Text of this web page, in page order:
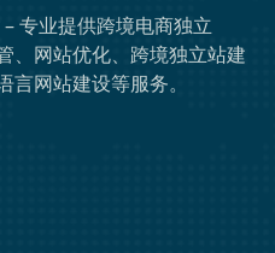
专业提供跨境电商独立
、网站优化、跨境独立站建
网站建设等服务。